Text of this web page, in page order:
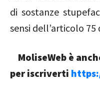
di sostanze
sensi dell’articolo 75
MoliseWeb è
per iscriverti